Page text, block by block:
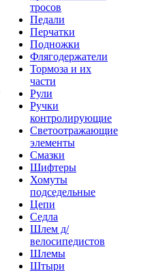
тросов
Педали
Перчатки
Подножки
Флягодержатели
Тормоза и их
части
Рули
Ручки
контролирующие
Светоотражающие
элементы
Смазки
Шифтеры
Хомуты
подседельные
Цепи
Седла
Шлем д/
велосипедистов
Шлемы
Штыри